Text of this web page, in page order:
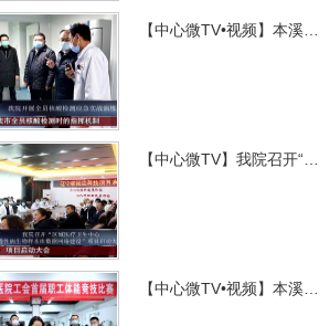
【中心微TV•视频】本溪…
【中心微TV】我院召开“…
【中心微TV•视频】本溪…